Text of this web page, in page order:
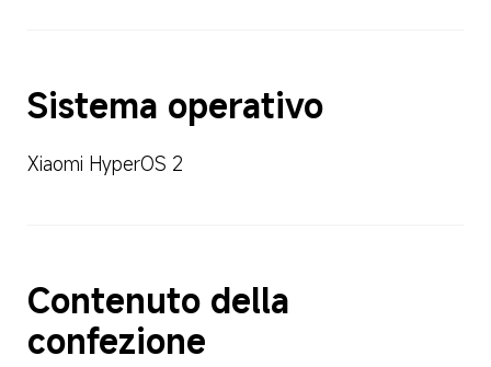
Sistema operativo
Xiaomi HyperOS 2
Contenuto della
confezione